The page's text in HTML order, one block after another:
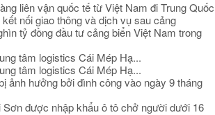
liên vận quốc tế từ Việt Nam đi Trung Quốc
nối giao thông và dịch vụ sau cảng
tỷ đồng đầu tư cảng biển Việt Nam trong
tâm logistics Cái Mép Hạ...
tâm logistics Cái Mép Hạ...
ảnh hưởng bởi đình công vào ngày 9 tháng
Sơn được nhập khẩu ô tô chở người dưới 16